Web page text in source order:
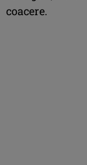
coacere.